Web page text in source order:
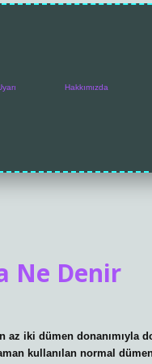
Hakkımızda
Ne Denir
iki dümen donanımıyla
kullanılan normal